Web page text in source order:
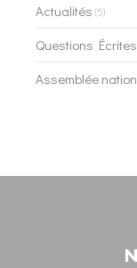
Actualités (5)
Questions Écrites
Assemblée